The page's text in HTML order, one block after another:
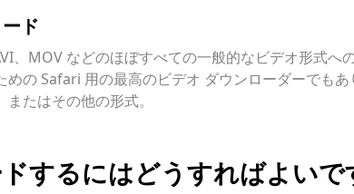
ド
、MOV などのほぼすべての一般的なビデオ形式へ
の Safari 用の最高のビデオ ダウンローダーでも
またはその他の形式。
するにはどうすればよいで